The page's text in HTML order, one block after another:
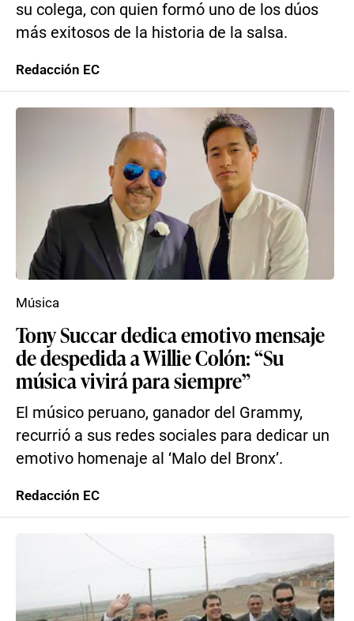
su colega, con quien formó uno de los dúos
más exitosos de la historia de la salsa.
Redacción EC
Tony Succar dedica emotivo mensaje
de despedida a Willie Colón: “Su
música vivirá para siempre”
El músico peruano, ganador del Grammy,
recurrió a sus redes sociales para dedicar un
emotivo homenaje al ‘Malo del Bronx’.
Música
Redacción EC